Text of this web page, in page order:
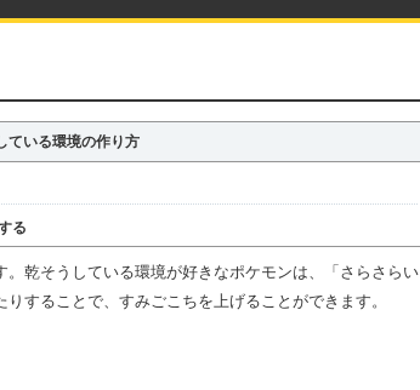
ている環境の作り方
る
乾そうしている環境が好きなポケモンは、「さらさらい
することで、すみごこちを上げることができます。